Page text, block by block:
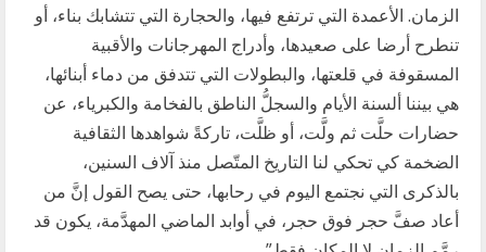
الزمان. الأعمدة التي ترتفع فيها، والحجارة التي تتشابك بناء، أو
تنطرح أرضا على صعيدها، وأدراج المهرجانات والأقبية
المسقوفة في قلعتها، والبطولات التي تتدفق من دماء أبنائها،
هي بيننا ألسنة الأيام والسجلُّ الناطق بالفخامة والكبرياء، عن
حضارات حلَّت ثم ولَّت، أو ظلَّت، تاركةً شواهدها الثقافية
الضخمة كي تحكي لنا التاريخ المتّصل منذ آلاف السنين،
بالذكرى التي نجتمع اليوم في رحابها، حتى يصح القول إنَّ من
أعاد صفَّ حجر فوق حجر، في أوابد الماضي المهدَّمة، يكون قد